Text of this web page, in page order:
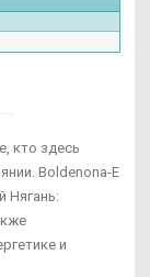
кто здесь
Boldenona-E
Нягань:
и